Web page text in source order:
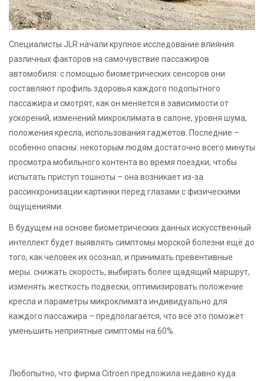
Специалисты JLR начали крупное исследование влияния
различных факторов на самочувствие пассажиров
автомобиля: с помощью биометрических сенсоров они
составляют профиль здоровья каждого подопытного
пассажира и смотрят, как он меняется в зависимости от
ускорений, изменений микроклимата в салоне, уровня шума,
положения кресла, использования гаджетов. Последние –
особенно опасны: некоторым людям достаточно всего минуты
просмотра мобильного контента во время поездки, чтобы
испытать приступ тошноты – она возникает из-за
рассинхронизации картинки перед глазами с физическими
ощущениями.
В будущем на основе биометрических данных искусственный
интеллект будет выявлять симптомы морской болезни ещё до
того, как человек их осознал, и принимать превентивные
меры: снижать скорость, выбирать более щадящий маршрут,
изменять жесткость подвески, оптимизировать положение
кресла и параметры микроклимата индивидуально для
каждого пассажира – предполагается, что всё это поможет
уменьшить неприятные симптомы на 60%.
Любопытно, что фирма Citroen предложила недавно куда